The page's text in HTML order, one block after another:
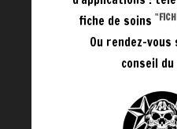
fiche de soins "
Ou rendez-
conseil